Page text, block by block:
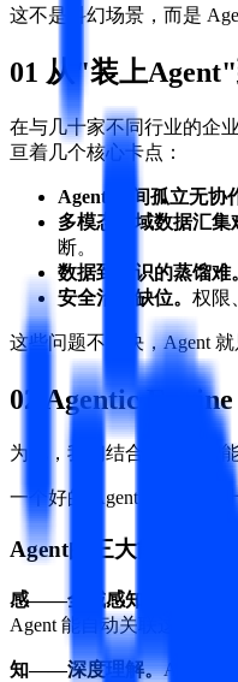
这不是科幻场景，而是
01 从"装上
在与几十家不同行业的企
亘着几个核心卡点：
Agent 之间孤立无协
多模态全域数据汇集
断。
数据到知识的蒸馏难
安全治理缺位。 权限
这些问题不解决，Agent
02 Agentic
为此，我们结合在数据智
一个好的 Agent 应该具备
Agent的三大能力
感——全域感知。
7x24
Agent 能自动关联这些分
知——深度理解。Agent